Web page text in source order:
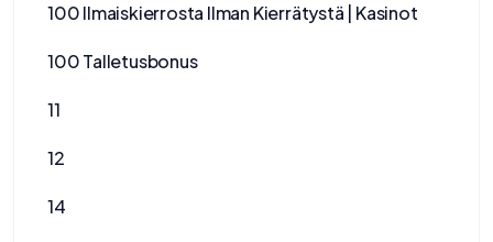
100 Ilmaiskierrosta Ilman Kierrätystä | Kasinot
100 Talletusbonus
11
12
14